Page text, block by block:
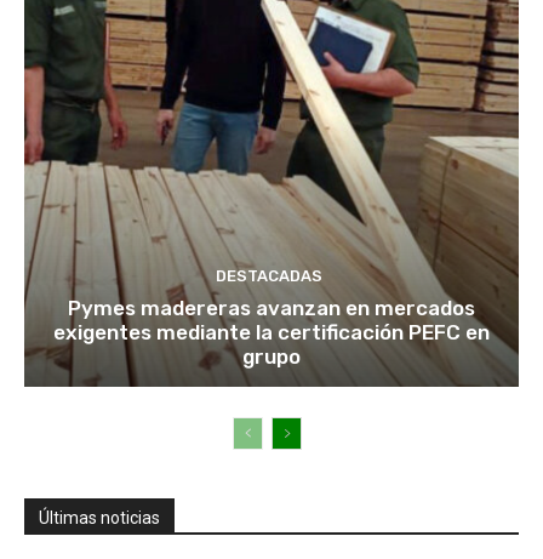
DESTACADAS
Pymes madereras avanzan en mercados
exigentes mediante la certificación PEFC en
grupo
Últimas noticias